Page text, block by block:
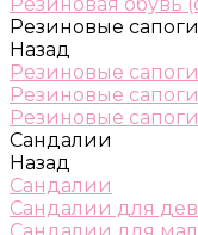
Резиновые сапоги
Назад
Резиновые сапоги
Резиновые
Резиновые
Сандалии
Назад
Сандалии
Сандалии для